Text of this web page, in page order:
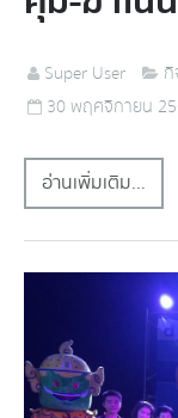
Super User
30 พฤศจิกายน
อ่านเพิ่มเติม...